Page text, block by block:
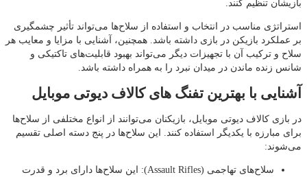
بازیشان تنظیم کنند.
استراتژی مناسب در انتخاب و استفاده از سلاح‌ها می‌تواند تأثیر چشمگیری
بر عملکرد بازیکن در بازی داشته باشد. همچنین، آشنایی با مزایا و معایب هر
سلاح و ترکیب آن با تجهیزات دیگر می‌تواند بهبود قابلیت‌های تاکتیکی و
شانس زنده ماندن در میدان نبرد را به همراه داشته باشد.
آشنایی با بهترین تفنگ های کالاف دیوتی موبایل
در بازی کالاف دیوتی موبایل، بازیکنان می‌توانند از انواع مختلفی از سلاح‌ها
برای مبارزه با یکدیگر استفاده کنند. این سلاح‌ها در پنج دسته اصلی تقسیم
می‌شوند:
سلاح‌های تهاجمی (Assault Rifles): این سلاح‌ها دارای برد و قدرت